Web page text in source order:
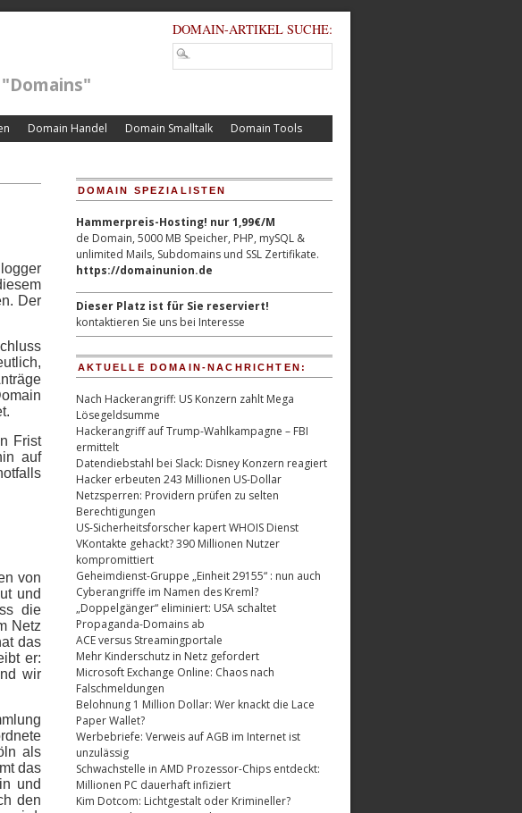
DOMAIN-ARTIKEL SUCHE:
Domain Handel Domain Smalltalk Domain Tools
Der
Frist
auf
von
und
die
Netz
das
er:
wir
als
das
und
den
DOMAIN SPEZIALISTEN
Hammerpreis-Hosting! nur 1,99€/M
de Domain, 5000 MB Speicher, PHP, mySQL &
unlimited Mails, Subdomains und SSL Zertifikate.
https://domainunion.de
Dieser Platz ist für Sie reserviert!
kontaktieren Sie uns bei Interesse
AKTUELLE DOMAIN-NACHRICHTEN:
Nach Hackerangriff: US Konzern zahlt Mega
Lösegeldsumme
Hackerangriff auf Trump-Wahlkampagne – FBI
ermittelt
Datendiebstahl bei Slack: Disney Konzern reagiert
Hacker erbeuten 243 Millionen US-Dollar
Netzsperren: Providern prüfen zu selten
Berechtigungen
US-Sicherheitsforscher kapert WHOIS Dienst
VKontakte gehackt? 390 Millionen Nutzer
kompromittiert
Geheimdienst-Gruppe „Einheit 29155“ : nun auch
Cyberangriffe im Namen des Kreml?
„Doppelgänger“ eliminiert: USA schaltet
Propaganda-Domains ab
ACE versus Streamingportale
Mehr Kinderschutz in Netz gefordert
Microsoft Exchange Online: Chaos nach
Falschmeldungen
Belohnung 1 Million Dollar: Wer knackt die Lace
Paper Wallet?
Werbebriefe: Verweis auf AGB im Internet ist
unzulässig
Schwachstelle in AMD Prozessor-Chips entdeckt:
Millionen PC dauerhaft infiziert
Kim Dotcom: Lichtgestalt oder Krimineller?